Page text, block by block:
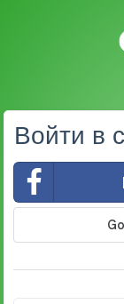
Войти в